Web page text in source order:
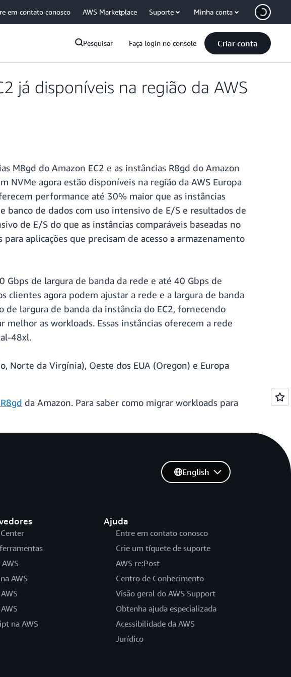
em contato conosco AWS Marketplace Suporte Minha conta
Pesquisar Faça login no console Criar conta
já disponíveis na região da AWS
M8gd do Amazon EC2 e as instâncias R8gd do Amazon
NVMe agora estão disponíveis na região da AWS Europa
performance até 30% maior que as instâncias
de dados com uso intensivo de E/S e resultados de
de E/S do que as instâncias comparáveis baseadas no
aplicações que precisam de acesso a armazenamento
de largura de banda da rede e até 40 Gbps de
clientes agora podem ajustar a rede e a largura de banda
de largura de banda da instância do EC2, fornecendo
as workloads. Essas instâncias oferecem a rede
48xl.
Norte da Virgínia), Oeste dos EUA (Oregon) e Europa
da Amazon. Para saber como migrar workloads para
AWS
AWS
na AWS
Ajuda
Entre em contato conosco
Crie um tíquete de suporte
AWS re:Post
Centro de Conhecimento
Visão geral do AWS Support
Obtenha ajuda especializada
Acessibilidade da AWS
Jurídico
English